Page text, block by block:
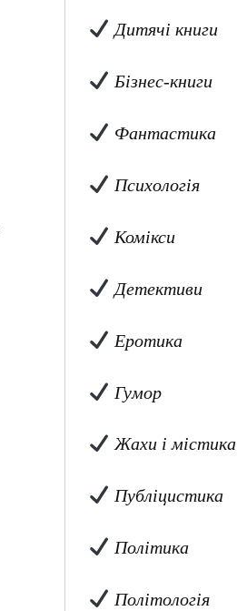
Дитячі книги
Бізнес-книги
Фантастика
Психологія
Комікси
Детективи
Еротика
Гумор
Жахи і містика
Публіцистика
Політика
Політологія